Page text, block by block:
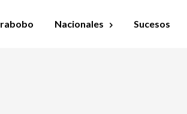
Nacionales Sucesos